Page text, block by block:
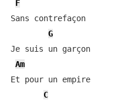
F
Sans contrefaçon
G
Je suis un garçon
Am
Et pour un empire
C